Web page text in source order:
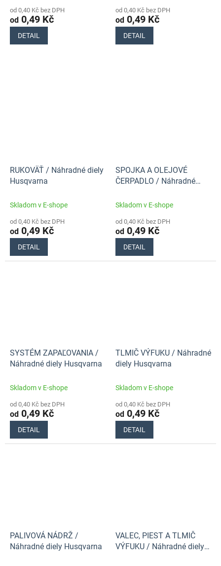
od 0,40 Kč bez DPH
od 0,49 Kč
DETAIL
od 0,40 Kč bez DPH
od 0,49 Kč
DETAIL
RUKOVÄŤ / Náhradné diely
Husqvarna
Skladom v E-shope
od 0,40 Kč bez DPH
od 0,49 Kč
DETAIL
SPOJKA A OLEJOVÉ
ČERPADLO / Náhradné
Skladom v E-shope
od 0,40 Kč bez DPH
od 0,49 Kč
DETAIL
SYSTÉM ZAPAĽOVANIA /
Náhradné diely Husqvarna
Skladom v E-shope
od 0,40 Kč bez DPH
od 0,49 Kč
DETAIL
TLMIČ VÝFUKU / Náhradné
diely Husqvarna
Skladom v E-shope
od 0,40 Kč bez DPH
od 0,49 Kč
DETAIL
PALIVOVÁ NÁDRŽ /
Náhradné diely Husqvarna
VALEC, PIEST A TLMIČ
VÝFUKU / Náhradné diely